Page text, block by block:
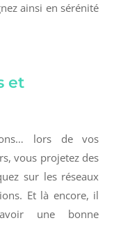
ainsi en sérénité
et
lors de vos
vous projetez des
sur les réseaux
Et là encore, il
une bonne